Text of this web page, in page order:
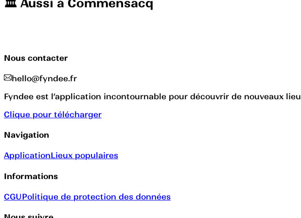
Nous contacter
hello@fyndee.fr
Fyndee est l’application incontournable pour découvrir de nouveaux
Clique pour télécharger
Navigation
ApplicationLieux populaires
Informations
CGUPolitique de protection des données